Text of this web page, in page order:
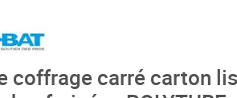
coffrage carré carton